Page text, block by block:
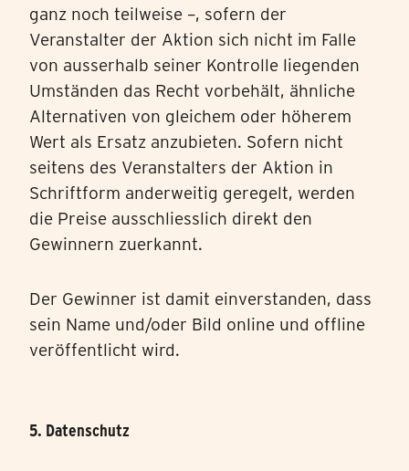
ganz noch teilweise –, sofern der
Veranstalter der Aktion sich nicht im Falle
von ausserhalb seiner Kontrolle liegenden
Umständen das Recht vorbehält, ähnliche
Alternativen von gleichem oder höherem
Wert als Ersatz anzubieten. Sofern nicht
seitens des Veranstalters der Aktion in
Schriftform anderweitig geregelt, werden
die Preise ausschliesslich direkt den
Gewinnern zuerkannt.
Der Gewinner ist damit einverstanden, dass
sein Name und/oder Bild online und offline
veröffentlicht wird.
5. Datenschutz